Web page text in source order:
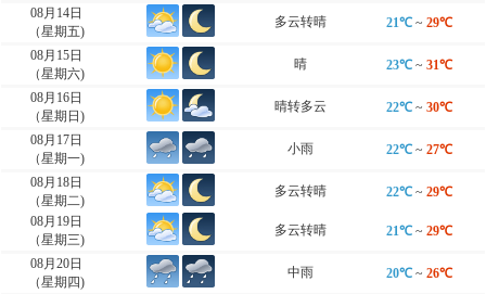
08月14日
（星期五)
多云转晴 21℃~ 29℃
08月15日
（星期六)
晴 23℃~ 31℃
08月16日
（星期日)
晴转多云 22℃~ 30℃
08月17日
（星期一)
小雨 22℃~ 27℃
08月18日
（星期二)
多云转晴 22℃~ 29℃
08月19日
（星期三)
多云转晴 21℃~ 29℃
08月20日
（星期四)
中雨 20℃~ 26℃